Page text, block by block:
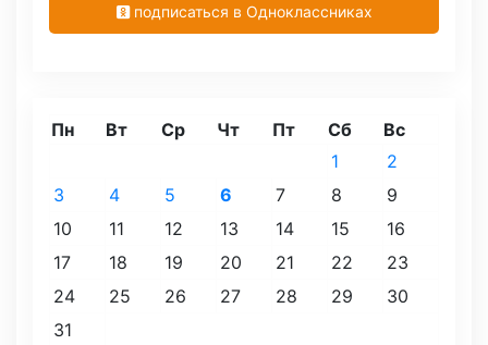
подписаться в Одноклассниках
Пн Вт Ср Чт Пт Сб Вс
1
2
3
4 5 6 7 8
9
10
11 12 13 14 15
16
17
18 19 20 21 22
23
24
25 26 27 28 29
30
31